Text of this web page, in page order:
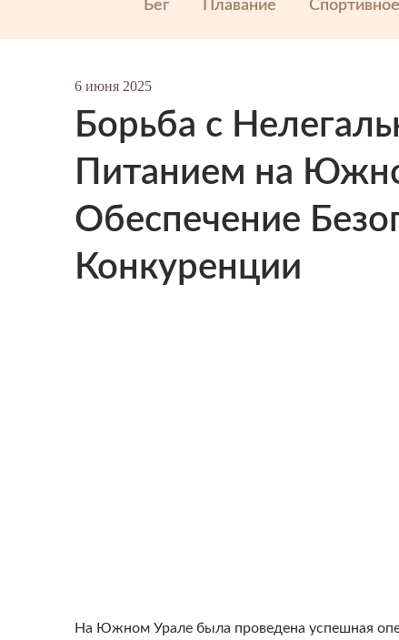
Бег Плавание
6 июня 2025
Борьба с
Питанием на
Обеспечение
Конкуренции
На Южном Урале была проведена успешная